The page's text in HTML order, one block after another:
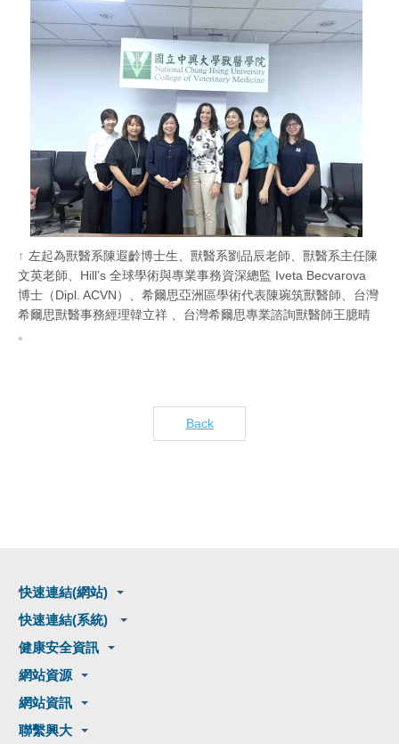
左起為獸醫系陳遐齡博士生、獸醫系劉品辰老師、獸醫系主任陳
文英老師、Hill’s 全球學術與專業事務資深總監 Iveta Becvarova
博士（Dipl. ACVN）、希爾思亞洲區學術代表陳琬筑獸醫師、台灣
希爾思獸醫事務經理韓立祥 、台灣希爾思專業諮詢獸醫師王臆晴
。
Back
快速連結(網站)
快速連結(系統)
健康安全資訊
網站資源
網站資訊
聯繫興大